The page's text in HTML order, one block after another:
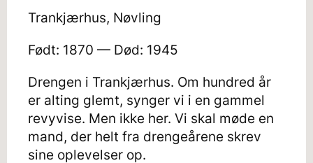
Trankjærhus, Nøvling
Født: 1870 — Død: 1945
Drengen i Trankjærhus. Om hundred år
er alting glemt, synger vi i en gammel
revyvise. Men ikke her. Vi skal møde en
mand, der helt fra drengeårene skrev
sine oplevelser op.